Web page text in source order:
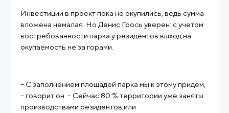
Инвестиции в проект пока не окупились, ведь сумма
вложена немалая. Но Денис Грось уверен: с учетом
востребованности парка у резидентов выход на
окупаемость не за горами.
– С заполнением площадей парка мы к этому придем,
– говорит он. – Сейчас 80 % территории уже заняты
производствами резидентов или